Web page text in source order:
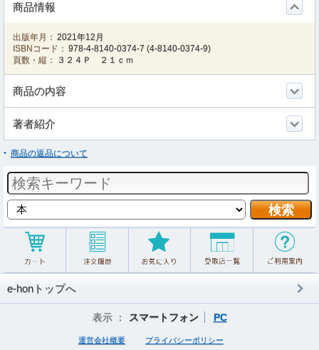
商品情報
出版年月： 2021年12月
ISBNコード： 978-4-8140-0374-7 (4-8140-0374-9)
頁数・縦：
３２４Ｐ ２１ｃｍ
商品の内容
著者紹介
商品の返品について
e-honトップへ
表示 ： スマートフォン PC
運営会社概要 プライバシーポリシー